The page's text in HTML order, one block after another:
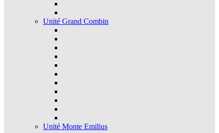
Unité Grand Combin
Unité Monte Emilius